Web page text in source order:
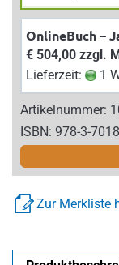
OnlineBuch –
€ 504,00 zzgl.
Lieferzeit:
1
Artikelnummer:
ISBN: 978-3-
Zur Merkliste